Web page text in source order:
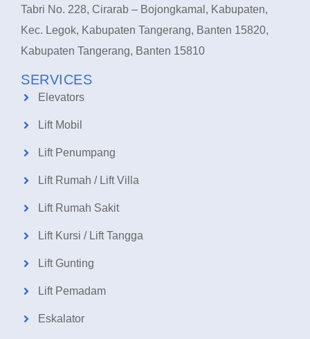
Tabri No. 228, Cirarab – Bojongkamal, Kabupaten,
Kec. Legok, Kabupaten Tangerang, Banten 15820,
Kabupaten Tangerang, Banten 15810
SERVICES
Elevators
Lift Mobil
Lift Penumpang
Lift Rumah / Lift Villa
Lift Rumah Sakit
Lift Kursi / Lift Tangga
Lift Gunting
Lift Pemadam
Eskalator